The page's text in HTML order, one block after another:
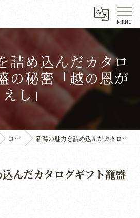
詰め込んだカタロ
の秘密「越の恩が
えし」
コラム 新潟の魅力を詰め込んだカタログギフト籠盛の秘密
んだカタログギフト籠盛